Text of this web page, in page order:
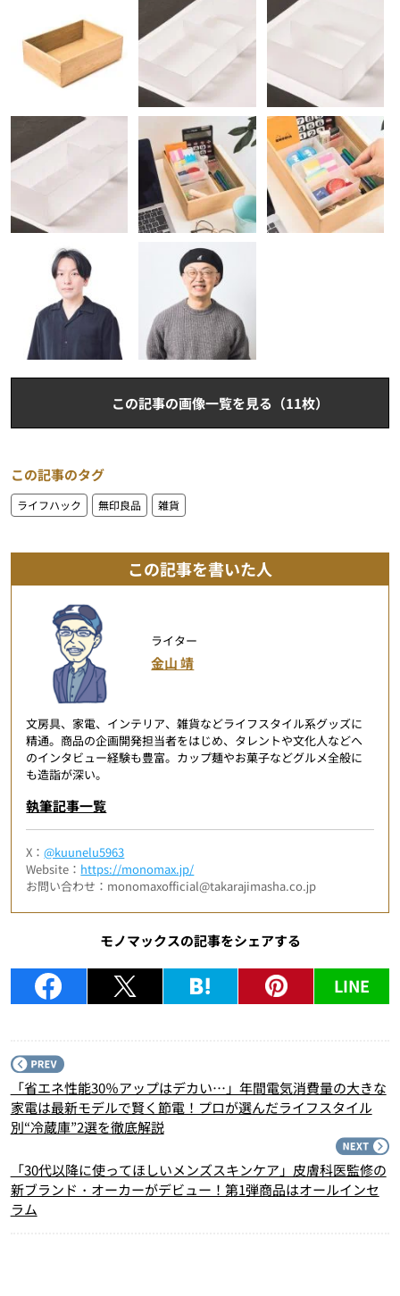
この記事の画像一覧を見る（11枚）
この記事のタグ
ライフハック 無印良品 雑貨
この記事を書いた人
ライター
金山 靖
文房具、家電、インテリア、雑貨などライフスタイル系グッズに
精通。商品の企画開発担当者をはじめ、タレントや文化人などへ
のインタビュー経験も豊富。カップ麺やお菓子などグルメ全般に
も造詣が深い。
執筆記事一覧
X：@kuunelu5963
Website： https://monomax.jp/
お問い合わせ：monomaxofficial@takarajimasha.co.jp
モノマックスの記事をシェアする
LINE
「省エネ性能30％アップはデカい…」年間電気消費量の大きな
家電は最新モデルで賢く節電！プロが選んだライフスタイル
別“冷蔵庫”2選を徹底解説
「30代以降に使ってほしいメンズスキンケア」皮膚科医監修の
新ブランド・オーカーがデビュー！第1弾商品はオールインセ
ラム